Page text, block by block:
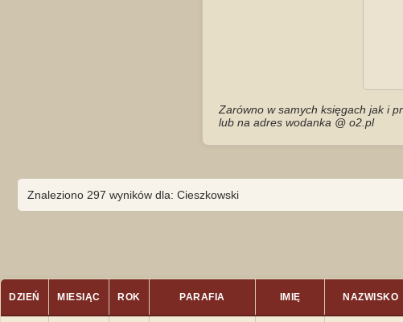
Zarówno w samych księgach jak i
lub na adres wodanka @ o2.pl
Znaleziono 297 wyników dla: Cieszkowski
DZIEŃ MIESIĄC ROK PARAFIA IMIĘ NAZWISKO